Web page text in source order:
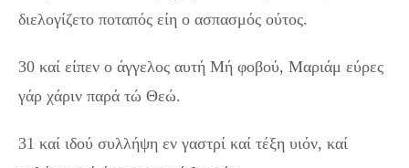
διελογίζετο ποταπός είη ο ασπασμός ούτος.
30 καί είπεν ο άγγελος αυτή Μή φοβού, Μαριάμ εύρες
γάρ χάριν παρά τώ Θεώ.
31 καί ιδού συλλήψη εν γαστρί καί τέξη υιόν, καί